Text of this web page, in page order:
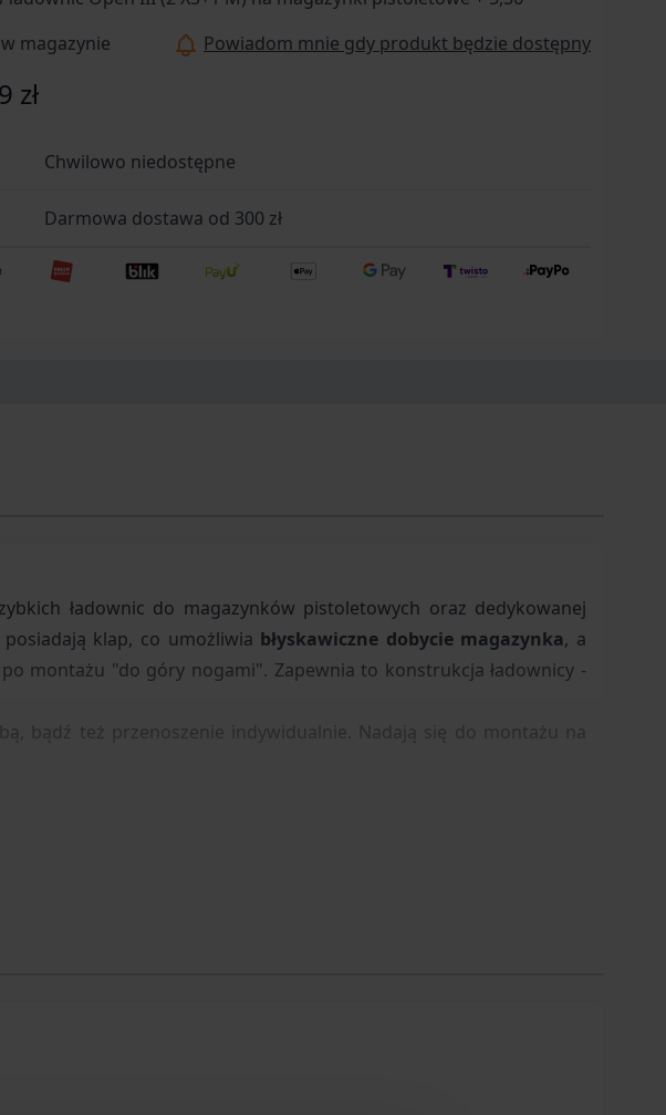
magazynie
Powiadom mnie gdy produkt będzie dostępny
zł
Chwilowo niedostępne
Darmowa dostawa od 300 zł
ładownic do magazynków pistoletowych oraz dedykowanej
posiadają klap, co umożliwia błyskawiczne dobycie magazynka, a
montażu "do góry nogami". Zapewnia to konstrukcja ładownicy -
bądź też przenoszenie indywidualnie. Nadają się do montażu na